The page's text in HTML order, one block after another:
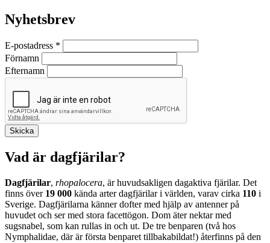
Nyhetsbrev
E-postadress *
Förnamn
Efternamn
Vad är dagfjärilar?
Dagfjärilar, rhopalocera, är huvudsakligen dagaktiva fjärilar. Det
finns över 19 000 kända arter dagfjärilar i världen, varav cirka 110 i
Sverige. Dagfjärilarna känner dofter med hjälp av antenner på
huvudet och ser med stora facettögon. Dom äter nektar med
sugsnabel, som kan rullas in och ut. De tre benparen (två hos
Nymphalidae, där är första benparet tillbakabildat!) återfinns på den